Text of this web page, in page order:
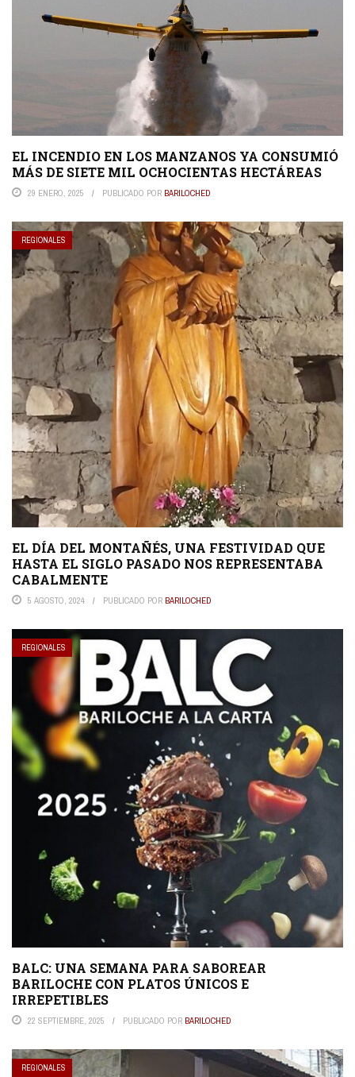
EL INCENDIO EN LOS MANZANOS YA CONSUMIÓ
MÁS DE SIETE MIL OCHOCIENTAS HECTÁREAS
29 ENERO, 2025 PUBLICADO POR BARILOCHED
REGIONALES
EL DÍA DEL MONTAÑÉS, UNA FESTIVIDAD QUE
HASTA EL SIGLO PASADO NOS REPRESENTABA
CABALMENTE
5 AGOSTO, 2024 PUBLICADO POR BARILOCHED
REGIONALES
BALC: UNA SEMANA PARA SABOREAR
BARILOCHE CON PLATOS ÚNICOS E
IRREPETIBLES
22 SEPTIEMBRE, 2025 PUBLICADO POR BARILOCHED
REGIONALES